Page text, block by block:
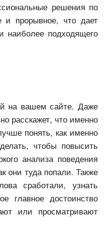
решения по
и прорывное, что дает
наиболее подходящего
на вашем сайте. Даже
расскажет, что именно
понять, как именно
чтобы повысить
анализа поведения
они туда попали. Также
сработали, узнать
главное достоинство
или просматривают